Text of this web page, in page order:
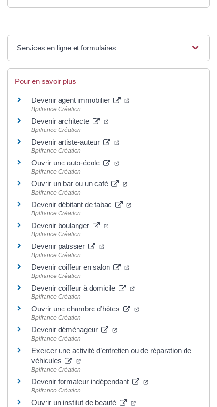
Services en ligne et formulaires
Pour en savoir plus
Devenir agent immobilier
Bpifrance Création
Devenir architecte
Bpifrance Création
Devenir artiste-auteur
Bpifrance Création
Ouvrir une auto-école
Bpifrance Création
Ouvrir un bar ou un café
Bpifrance Création
Devenir débitant de tabac
Bpifrance Création
Devenir boulanger
Bpifrance Création
Devenir pâtissier
Bpifrance Création
Devenir coiffeur en salon
Bpifrance Création
Devenir coiffeur à domicile
Bpifrance Création
Ouvrir une chambre d’hôtes
Bpifrance Création
Devenir déménageur
Bpifrance Création
Exercer une activité d’entretien ou de réparation de
véhicules
Bpifrance Création
Devenir formateur indépendant
Bpifrance Création
Ouvrir un institut de beauté